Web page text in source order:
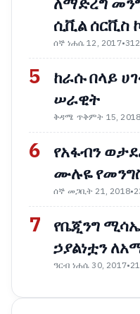
ሲቪል ሰርቪስ
ሰኞ ነሐሴ 12, 2017•
5
ከራሱ በላይ
ሠራዊት
ቅዳሜ ጥቅምት 15, 2018
6
የአፋብን
ሙሉዬ
ሰኞ መጋቢት 21, 2018•
7
የቤጂንግ
ኃያልነቷን
ዓርብ ነሐሴ 30, 2017•